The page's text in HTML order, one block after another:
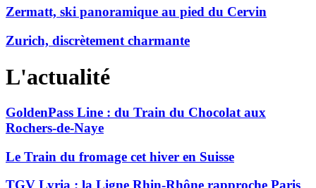
Zermatt, ski panoramique au pied du Cervin
Zurich, discrètement charmante
L'actualité
GoldenPass Line : du Train du Chocolat aux
Rochers-de-Naye
Le Train du fromage cet hiver en Suisse